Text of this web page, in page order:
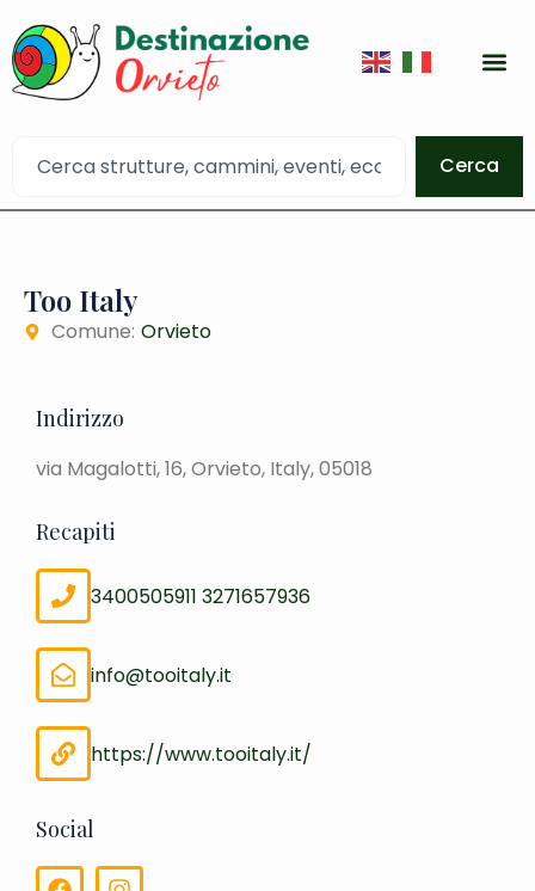
Cerca
Too Italy
Comune: Orvieto
Indirizzo
via Magalotti, 16, Orvieto, Italy, 05018
Recapiti
3400505911 3271657936
info@tooitaly.it
https://www.tooitaly.it/
Social